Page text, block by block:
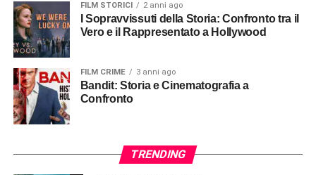
FILM STORICI 2 anni ago
Vero e il Rappresentato a Hollywood
FILM CRIME 3 anni ago
Bandit: Storia e Cinematografia a
Confronto
TRENDING